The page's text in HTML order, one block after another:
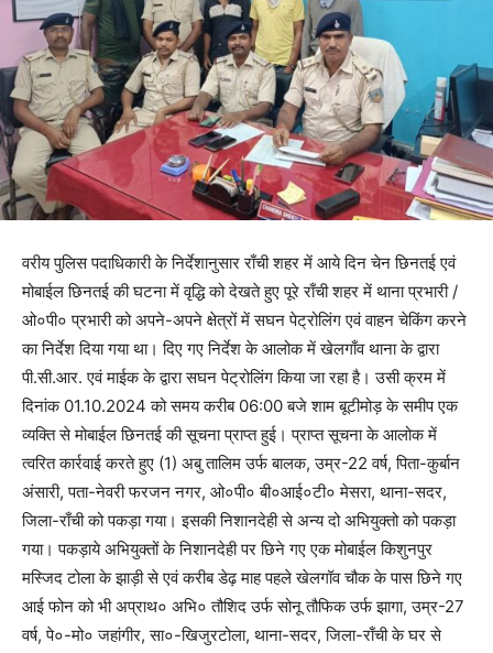
वरीय पुलिस पदाधिकारी के निर्देशानुसार राँची शहर में आये दिन चेन छिनतई एवं
मोबाईल छिनतई की घटना में वृद्धि को देखते हुए पूरे राँची शहर में थाना प्रभारी /
ओ०पी० प्रभारी को अपने-अपने क्षेत्रों में सघन पेट्रोलिंग एवं वाहन चेकिंग करने
का निर्देश दिया गया था। दिए गए निर्देश के आलोक में खेलगाँव थाना के द्वारा
पी.सी.आर. एवं माईक के द्वारा सघन पेट्रोलिंग किया जा रहा है। उसी क्रम में
दिनांक 01.10.2024 को समय करीब 06:00 बजे शाम बूटीमोड़ के समीप एक
व्यक्ति से मोबाईल छिनतई की सूचना प्राप्त हुई। प्राप्त सूचना के आलोक में
त्वरित कार्रवाई करते हुए (1) अबु तालिम उर्फ बालक, उम्र-22 वर्ष, पिता-कुर्बान
अंसारी, पता-नेवरी फरजन नगर, ओ०पी० बी०आई०टी० मेसरा, थाना-सदर,
जिला-राँची को पकड़ा गया। इसकी निशानदेही से अन्य दो अभियुक्तो को पकड़ा
गया। पकड़ाये अभियुक्तों के निशानदेही पर छिने गए एक मोबाईल किशुनपुर
मस्जिद टोला के झाड़ी से एवं करीब डेढ़ माह पहले खेलगॉव चौक के पास छिने गए
आई फोन को भी अप्राथ० अभि० तौशिद उर्फ सोनू तौफिक उर्फ झागा, उम्र-27
वर्ष, पे०-मो० जहांगीर, सा०-खिजुरटोला, थाना-सदर, जिला-राँची के घर से